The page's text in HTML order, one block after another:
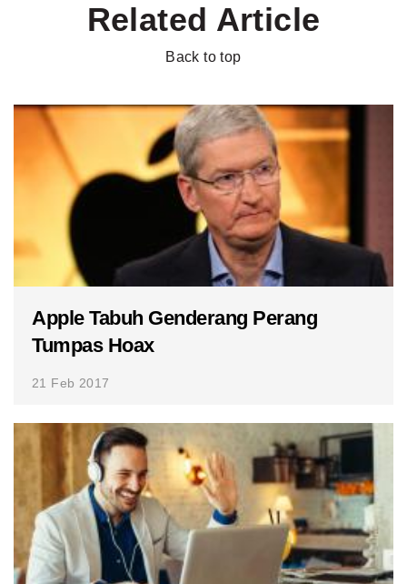
Related Article
Back to top
Apple Tabuh Genderang Perang
Tumpas Hoax
21 Feb 2017